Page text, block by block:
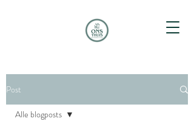
Post
Alle blogposts